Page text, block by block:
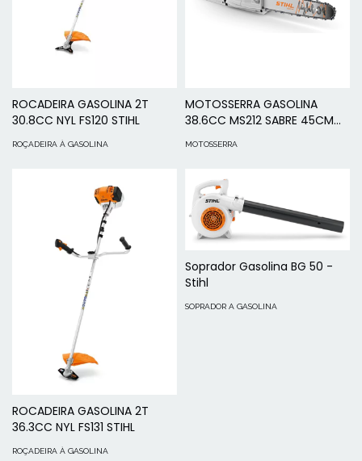
ROCADEIRA GASOLINA 2T
30.8CC NYL FS120 STIHL
ROÇADEIRA À GASOLINA
MOTOSSERRA GASOLINA
38.6CC MS212 SABRE 45CM
MOTOSSERRA
ROCADEIRA GASOLINA 2T
36.3CC NYL FS131 STIHL
ROÇADEIRA À GASOLINA
Soprador Gasolina BG 50 -
Stihl
SOPRADOR A GASOLINA